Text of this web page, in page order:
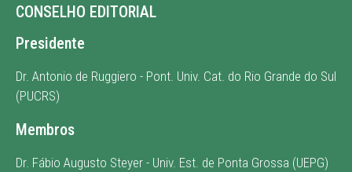
CONSELHO EDITORIAL
Presidente
Dr. Antonio de Ruggiero - Pont. Univ. Cat. do Rio Grande do Sul
(PUCRS)
Membros
Dr. Fábio Augusto Steyer - Univ. Est. de Ponta Grossa (UEPG)